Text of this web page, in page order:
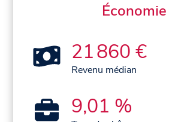
Économie
21 860 €
Revenu médian
9,01 %